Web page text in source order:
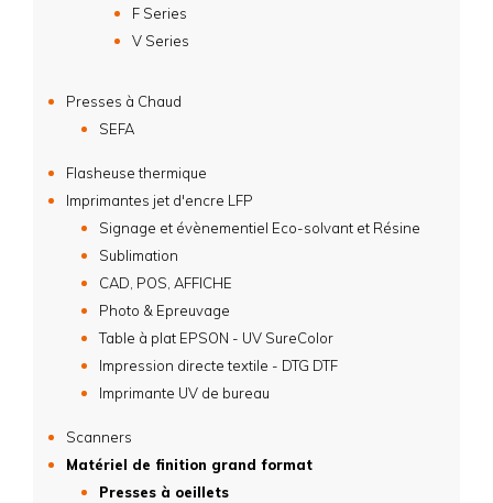
F Series
V Series
Presses à Chaud
SEFA
Flasheuse thermique
Imprimantes jet d'encre LFP
Signage et évènementiel Eco-solvant et Résine
Sublimation
CAD, POS, AFFICHE
Photo & Epreuvage
Table à plat EPSON - UV SureColor
Impression directe textile - DTG DTF
Imprimante UV de bureau
Scanners
Matériel de finition grand format
Presses à oeillets